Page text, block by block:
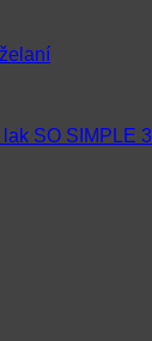
SO SIMPLE